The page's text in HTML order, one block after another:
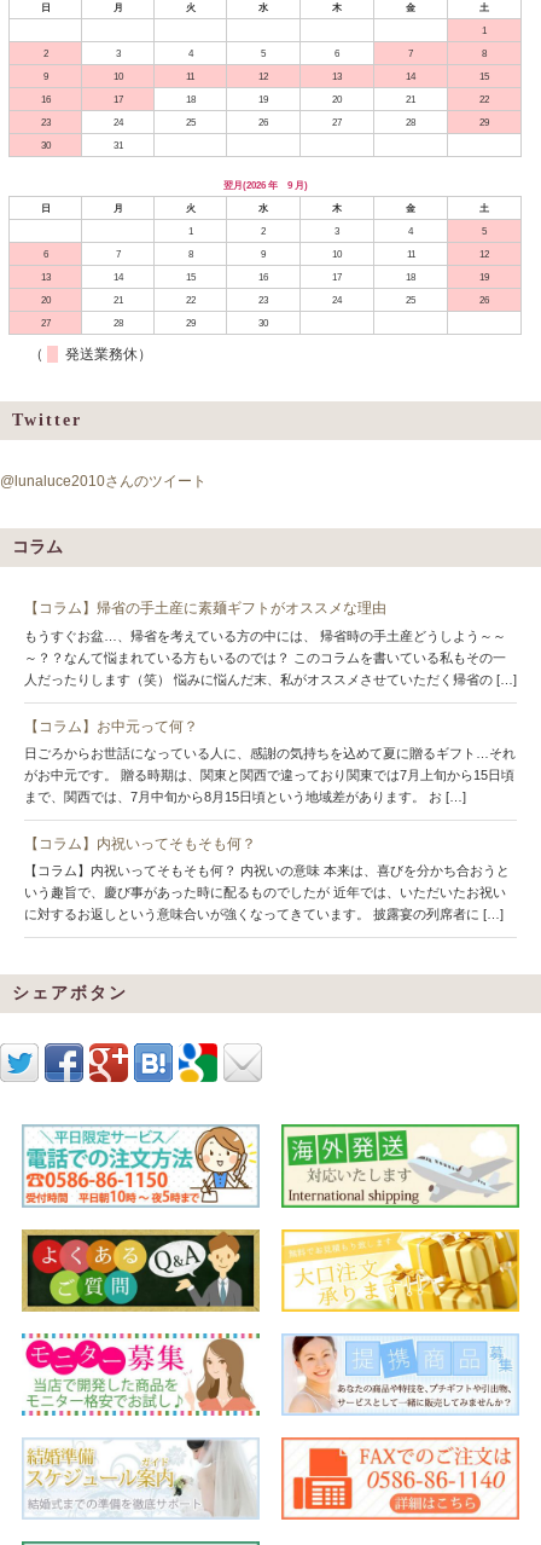
日
月 火 水 木 金
土
1
2
3 4 5 6 7
8
9
10 11 12 13 14
15
16
17 18 19 20 21
22
23
24 25 26 27 28
29
30
31
翌月(2026 年 9 月)
日
月 火 水 木 金
土
1
2 3 4
5
6
7 8 9 10 11
12
13
14 15 16 17 18
19
20
21 22 23 24 25
26
27
28 29 30
（ 発送業務休）
Twitter
@lunaluce2010さんのツイート
コラム
【コラム】帰省の手土産に素麺ギフトがオススメな理由
もうすぐお盆…、帰省を考えている方の中には、 帰省時の手土産どうしよう～～
～？？なんて悩まれている方もいるのでは？ このコラムを書いている私もその一
人だったりします（笑） 悩みに悩んだ末、私がオススメさせていただく帰省の […]
【コラム】お中元って何？
日ごろからお世話になっている人に、感謝の気持ちを込めて夏に贈るギフト…それ
がお中元です。 贈る時期は、関東と関西で違っており関東では7月上旬から15日頃
まで、関西では、7月中旬から8月15日頃という地域差があります。 お […]
【コラム】内祝いってそもそも何？
【コラム】内祝いってそもそも何？ 内祝いの意味 本来は、喜びを分かち合おうと
いう趣旨で、慶び事があった時に配るものでしたが 近年では、いただいたお祝い
に対するお返しという意味合いが強くなってきています。 披露宴の列席者に […]
シェアボタン